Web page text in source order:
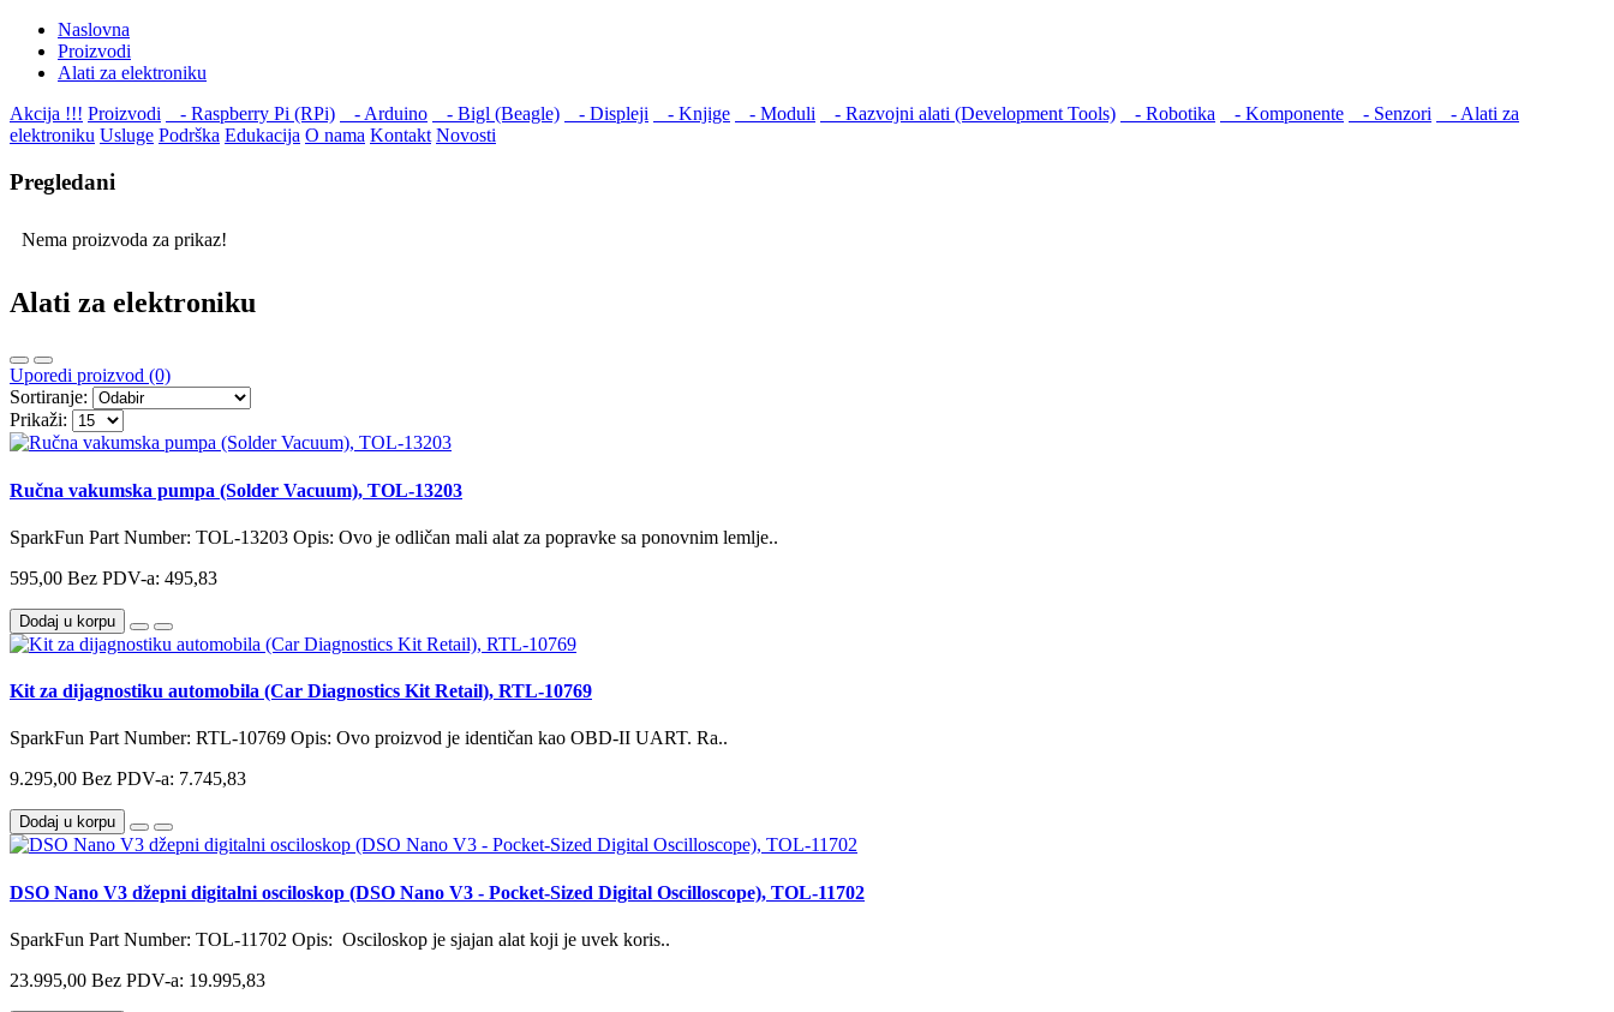
Naslovna
Proizvodi
Alati za elektroniku
Akcija !!! Proizvodi - Raspberry Pi (RPi) - Arduino - Bigl (Beagle) - Displеji - Knjige - Moduli - Razvojni alati (Development Tools) - Robotika - Komponente - Senzori
- Alati za
elektroniku Usluge Podrška Edukacija O nama Kontakt Novosti
Pregledani
Nema proizvoda za prikaz!
Alati za elektroniku
Uporedi proizvod (0)
Sortiranje:
Prikaži:
Ručna vakumska pumpa (Solder Vacuum), TOL-13203
SparkFun Part Number: TOL-13203 Opis: Ovo je odličan mali alat za popravke sa ponovnim lemlje..
595,00 Bez PDV-a: 495,83
Dodaj u korpu
Kit za dijagnostiku automobila (Car Diagnostics Kit Retail), RTL-10769
SparkFun Part Number: RTL-10769 Opis: Ovo proizvod je identičan kao OBD-II UART. Ra..
9.295,00 Bez PDV-a: 7.745,83
Dodaj u korpu
DSO Nano V3 džepni digitalni osciloskop (DSO Nano V3 - Pocket-Sized Digital Oscilloscope), TOL-11702
SparkFun Part Number: TOL-11702 Opis: Osciloskop je sjajan alat koji je uvek koris..
23.995,00 Bez PDV-a: 19.995,83